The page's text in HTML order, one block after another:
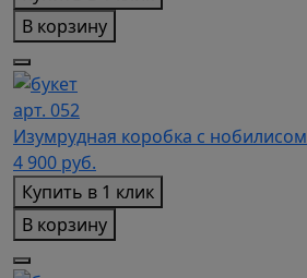
В корзину
арт. 052
Изумрудная коробка с нобилисом
4 900 руб.
Купить в 1 клик
В корзину